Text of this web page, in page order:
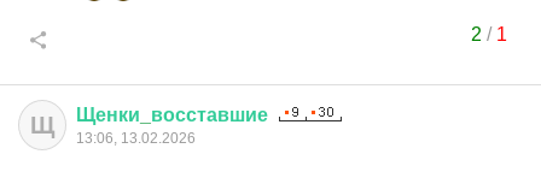
2 / 1
Щ Щенки восставшие
13:06, 13.02.2026